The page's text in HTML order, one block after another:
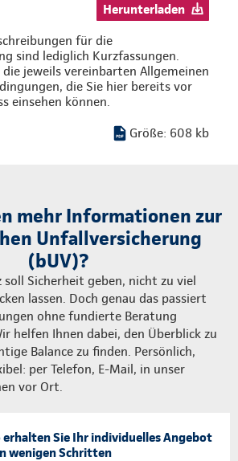
Herunterladen
für die
sind lediglich Kurzfassungen.
jeweils vereinbarten Allgemeinen
die Sie hier bereits vor
einsehen können.
Größe: 608 kb
mehr Informationen zur
Unfallversicherung
(bUV)?
soll Sicherheit geben, nicht zu viel
lassen. Doch genau das passiert
ohne fundierte Beratung
helfen Ihnen dabei, den Überblick zu
Balance zu finden. Persönlich,
per Telefon, E-Mail, in unser
vor Ort.
erhalten Sie Ihr individuelles Angebot
wenigen Schritten